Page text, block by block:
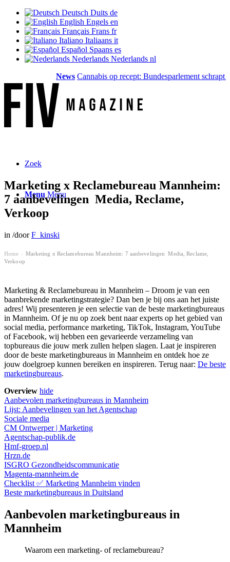
Deutsch Duits de
English Engels en
Français Frans fr
Italiano Italiaans it
Español Spaans es
Nederlands Nederlands nl
News Cannabis op recept: Bundesparlement schrapt de
Zoek
Menu Menu
Marketing x Reclamebureau Mannheim:
7 aanbevelingen ️ Media, Reclame,
Verkoop
in /doorF_kinski
Home
Marketing x Reclamebureau Mannheim: 7 aanbevelingen ️ Media, Reclame,
Verkoop
Marketing & Reclamebureau in Mannheim – Droom je van een
baanbrekende marketingstrategie? Dan ben je bij ons aan het juiste
adres! Wij presenteren je een selectie van de beste marketingbureaus
in Mannheim. Of je nu op zoek bent naar experts op het gebied van
social media, performance marketing, TikTok, Instagram, YouTube
of Facebook, wij hebben een gevarieerde verzameling van
topbureaus die jouw merk zullen helpen slagen. Laat je inspireren
door de beste marketingbureaus in Mannheim en ontdek hoe ze
jouw doelgroep kunnen bereiken en inspireren. Terug naar: De beste
marketingbureaus.
Overview hide
Aanbevolen marketingbureaus in Mannheim
Lijst: Aanbevelingen van het Agentschap
Sociale media
CM Ontwerper | Marketing
Agentschap-publik.de
Hmf-groep.nl
Hrzn.de
ISGRO Gezondheidscommunicatie
Magenta-mannheim.de
Checklist ✅ Marketing Mannheim vinden
Beste marketingbureaus in Duitsland
Aanbevolen marketingbureaus in
Mannheim
Waarom een marketing- of reclamebureau?